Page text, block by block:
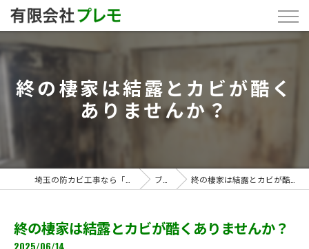
終の棲家は結露とカビが酷く
ありませんか？
ブログ 終の棲家は結露とカビが酷くありませんか？
終の棲家は結露とカビが酷くありませんか？
2025/06/14